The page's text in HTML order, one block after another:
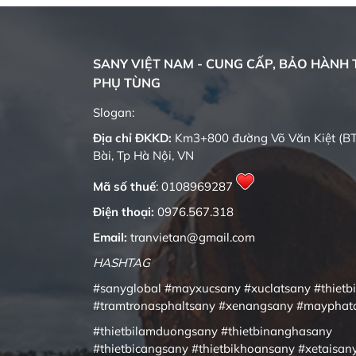
SANY VIỆT NAM - CUNG CẤP, BẢO HÀNH
PHỤ TÙNG
Slogan: Quality changes the world
Địa chỉ ĐKKD: Km3+800 đường Võ Văn Kiệt
Bài, Tp Hà Nội, VN
Mã số thuế: 0108969287
Điện thoại: 0976.567.318
Email: tranvietan@gmail.com
HASHTAG
#sanyglobal #mayxucsany #xuclatsany
#tramtronasphaltsany #xenangsany
#thietbilamduongsany #thietbinanghasany
#thietbicangsany #thietbikhoansany